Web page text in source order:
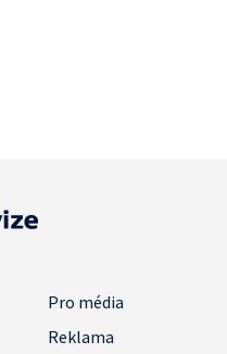
Pro média
Reklama